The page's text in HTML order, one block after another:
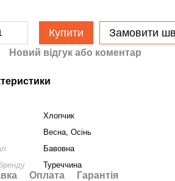
Купити Замовити
Новий відгук або коментар
Хлопчик
Весна, Осінь
Бавовна
Туреччина
Оплата Гарантія